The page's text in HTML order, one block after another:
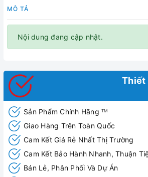
MÔ TẢ
Nội dung đang cập nhật.
Thiết
Sản Phẩm Chính Hãng TM
Giao Hàng Trên Toàn Quốc
Cam Kết Giá Rẻ Nhất Thị Trường
Cam Kết Bảo Hành Nhanh, Thuận
Bán Lẻ, Phân Phối Và Dự Án